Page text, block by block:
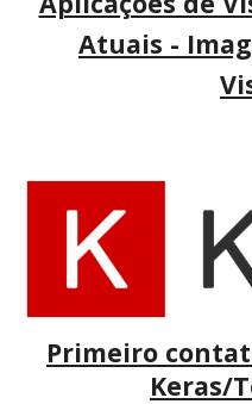
Atuais -
Primeiro
Keras/